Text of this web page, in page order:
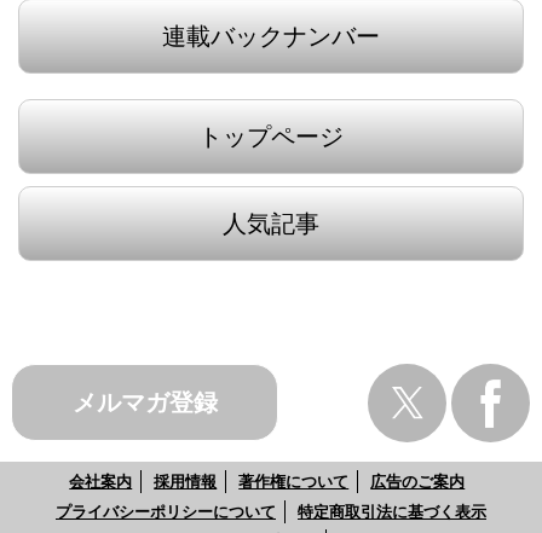
連載バックナンバー
トップページ
人気記事
メルマガ登録
会社案内 採用情報 著作権について
広告のご案内
プライバシーポリシーについて
特定商取引法に基づく表示